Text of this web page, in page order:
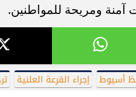
آمنة ومريحة للمواطنين.
أسيوط إجراء القرعة العلنية